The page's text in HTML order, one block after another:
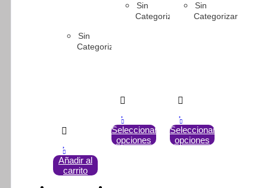
Sin
Categorizar
Añadir al
carrito
Sin
Categorizar
Seleccionar
opciones
Este
producto
Sin
Categorizar
Seleccionar
opciones
Este
producto